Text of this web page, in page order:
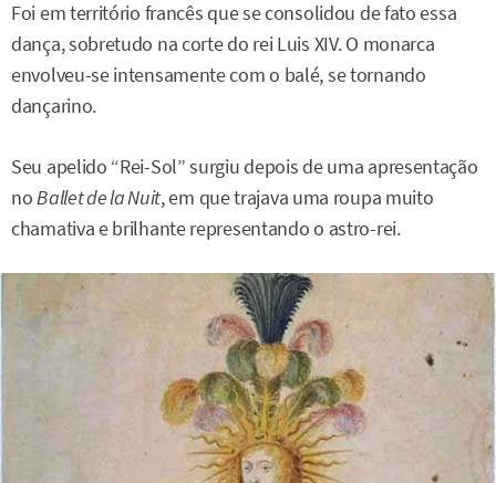
Foi em território francês que se consolidou de fato essa
dança, sobretudo na corte do rei Luis XIV. O monarca
envolveu-se intensamente com o balé, se tornando
dançarino.
Seu apelido “Rei-Sol” surgiu depois de uma apresentação
noBallet de la Nuit, em que trajava uma roupa muito
chamativa e brilhante representando o astro-rei.